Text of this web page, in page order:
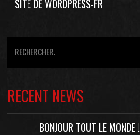
SITE DE WORDPRESS-FR
RECENT NEWS
BONJOUR TOUT LE MONDE !